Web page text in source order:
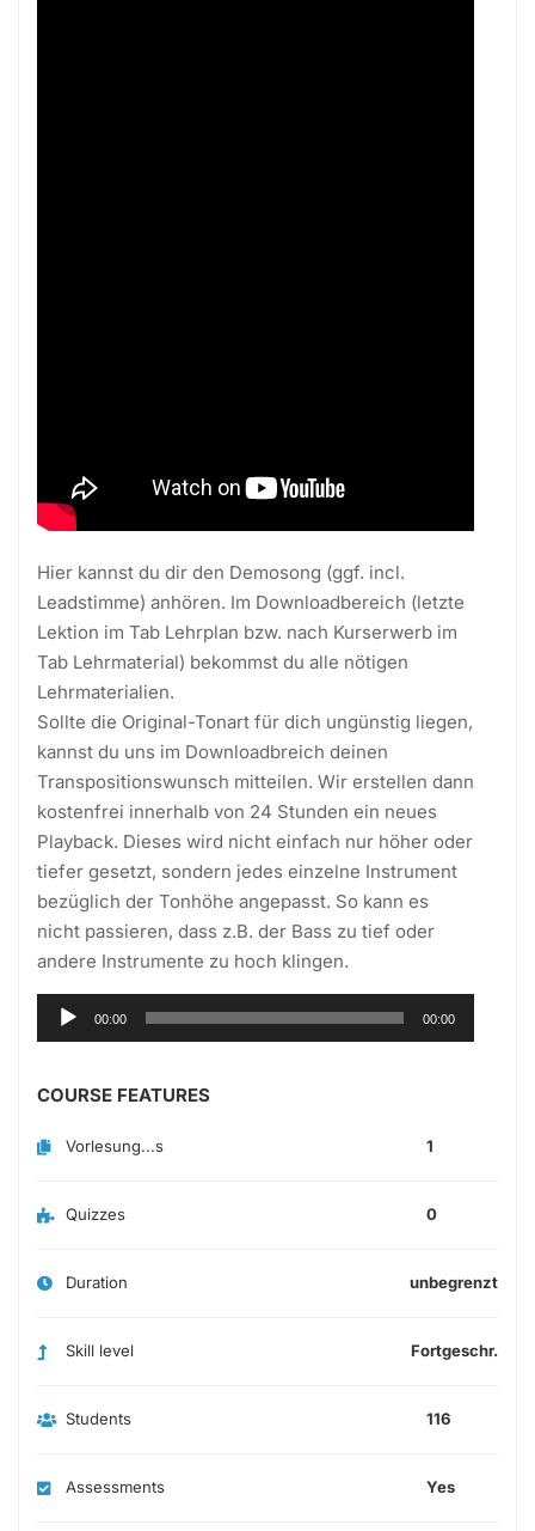
Hier kannst du dir den Demosong (ggf. incl.
Leadstimme) anhören. Im Downloadbereich (letzte
Lektion im Tab Lehrplan bzw. nach Kurserwerb im
Tab Lehrmaterial) bekommst du alle nötigen
Lehrmaterialien.
Sollte die Original-Tonart für dich ungünstig liegen,
kannst du uns im Downloadbreich deinen
Transpositionswunsch mitteilen. Wir erstellen dann
kostenfrei innerhalb von 24 Stunden ein neues
Playback. Dieses wird nicht einfach nur höher oder
tiefer gesetzt, sondern jedes einzelne Instrument
bezüglich der Tonhöhe angepasst. So kann es
nicht passieren, dass z.B. der Bass zu tief oder
andere Instrumente zu hoch klingen.
Audio-
Player
00:00 00:00
COURSE FEATURES
Vorlesung...s 1
Quizzes 0
Duration unbegrenzt
Skill level Fortgeschr.
Students 116
Assessments Yes